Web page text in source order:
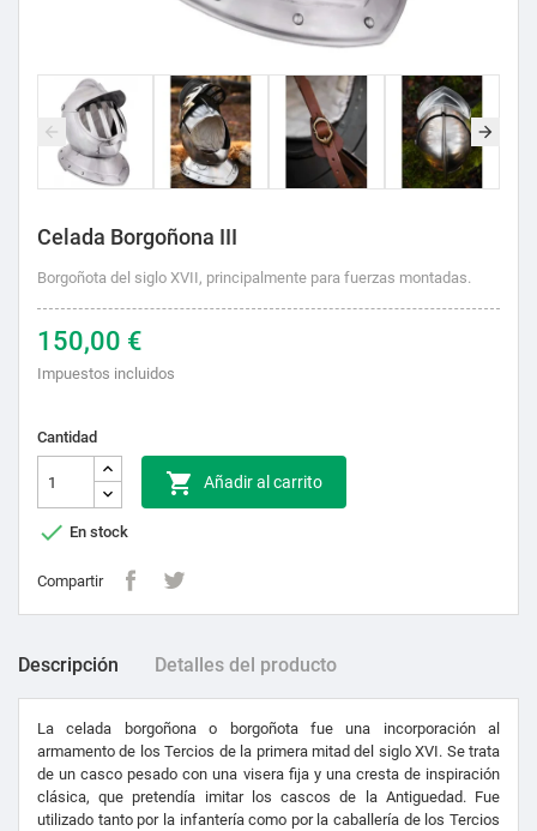
Celada Borgoñona III
Borgoñota del siglo XVII, principalmente para fuerzas montadas.
150,00 €
Impuestos incluidos
Cantidad
 Añadir al carrito
 En stock
Compartir
Descripción Detalles del producto
La celada borgoñona o borgoñota fue una incorporación al
armamento de los Tercios de la primera mitad del siglo XVI. Se trata
de un casco pesado con una visera fija y una cresta de inspiración
clásica, que pretendía imitar los cascos de la Antiguedad. Fue
utilizado tanto por la infantería como por la caballería de los Tercios